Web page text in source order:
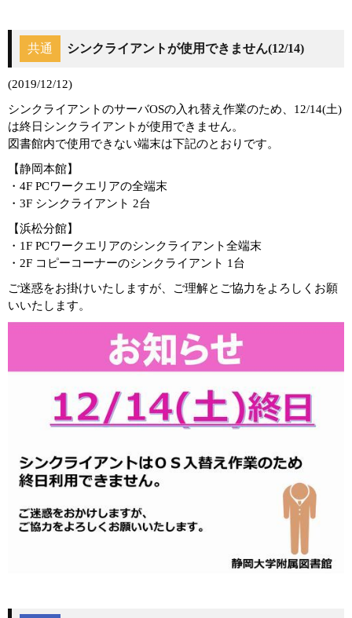
共通 シンクライアントが使用できません(12/14)
(2019/12/12)
シンクライアントのサーバOSの入れ替え作業のため、12/14(土)
は終日シンクライアントが使用できません。
図書館内で使用できない端末は下記のとおりです。
【静岡本館】
・4F PCワークエリアの全端末
・3F シンクライアント 2台
【浜松分館】
・1F PCワークエリアのシンクライアント全端末
・2F コピーコーナーのシンクライアント 1台
ご迷惑をお掛けいたしますが、ご理解とご協力をよろしくお願
いいたします。